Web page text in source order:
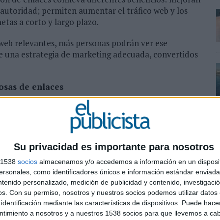
Su privacidad es importante para nosotros
socios almacenamos y/o accedemos a información en un
como identificadores únicos e información estándar
personalizado, medición de publicidad y contenido,
Con su permiso, nosotros y nuestros socios podemos utilizar datos
mediante las características de dispositivos. Puede
a nosotros y a nuestros 1538 socios para que llevemos a
permiten aumentar el tráfico web y los
a corto y largo plazo.
relevantes, más personas podrán ver ese
estrategia de marketing adecuada, convertidos
de enlaces
Optimization), posicionamiento orgánico en
llegar a los clientes son: incremento de la
más duradera. Las técnicas de link
en publicidad: la inversión sigue dando frutos
activos. Además, los enlaces son
combinado con un análisis estratégico de la
de dónde obtienen sus enlaces los
que una marca adquiera sus propios enlaces o